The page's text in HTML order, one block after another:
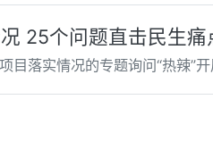
25个问题直击民生痛
落实情况的专题询问“热辣”开